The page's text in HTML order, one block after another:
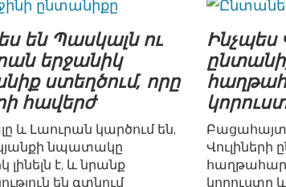
են Պասկալն ու
երջանիկ
ստեղծում, որը
հավերժ
և Լաուրան կարծում են,
նպատակը
լինելն է, և նրանք
են գտնում
Ինչպես
Վուլիների
կորուստը